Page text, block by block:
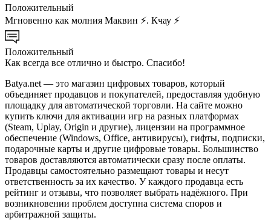
Положительный
Мгновенно как молния Маквин ⚡. Кчау ⚡
Положительный
Как всегда все отлично и быстро. Спасибо!
Batya.net — это магазин цифровых товаров, который
объединяет продавцов и покупателей, предоставляя удобную
площадку для автоматической торговли. На сайте можно
купить ключи для активации игр на разных платформах
(Steam, Uplay, Origin и другие), лицензии на программное
обеспечение (Windows, Office, антивирусы), гифты, подписки,
подарочные карты и другие цифровые товары. Большинство
товаров доставляются автоматически сразу после оплаты.
Продавцы самостоятельно размещают товары и несут
ответственность за их качество. У каждого продавца есть
рейтинг и отзывы, что позволяет выбрать надёжного. При
возникновении проблем доступна система споров и
арбитражной защиты.